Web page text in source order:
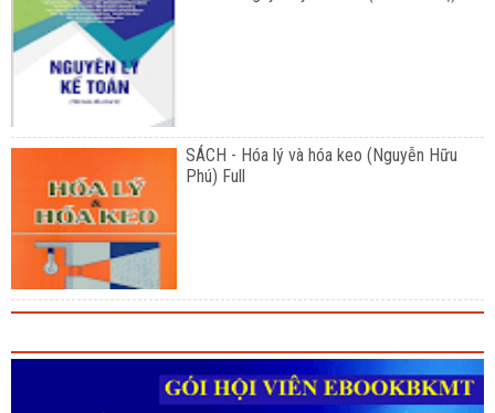
SÁCH - Hóa lý và hóa keo (Nguyễn Hữu
Phú) Full